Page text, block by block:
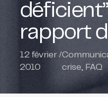
rapport
12 février
2010
/
crise, FAQ